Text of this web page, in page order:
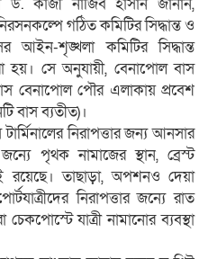
গঠিত কমিটির সিদ্ধান্ত ও
আইন-শৃঙ্খলা কমিটির সিদ্ধান্ত
হয়। সে অনুযায়ী, বেনাপোল বাস
বেনাপোল পৌর এলাকায় প্রবেশ
বাস ব্যতীত)।
নিরাপত্তার জন্য আনসার
পৃথক নামাজের স্থান, ব্রেস্ট
রয়েছে। তাছাড়া, অপশনও দেয়া
নিরাপত্তার জন্যে রাত
যাত্রী নামানোর ব্যবস্থা